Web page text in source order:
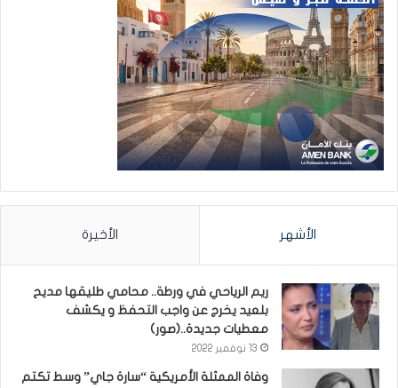
الأشهر الأخيرة
ريم الرياحي في ورطة.. محامي طليقها مديح
بلعيد يخرج عن واجب التحفظ و يكشف
معطيات جديدة..(صور)
13 نوفمبر 2022
وفاة الممثلة الأمريكية “سارة جاي” وسط تكتم